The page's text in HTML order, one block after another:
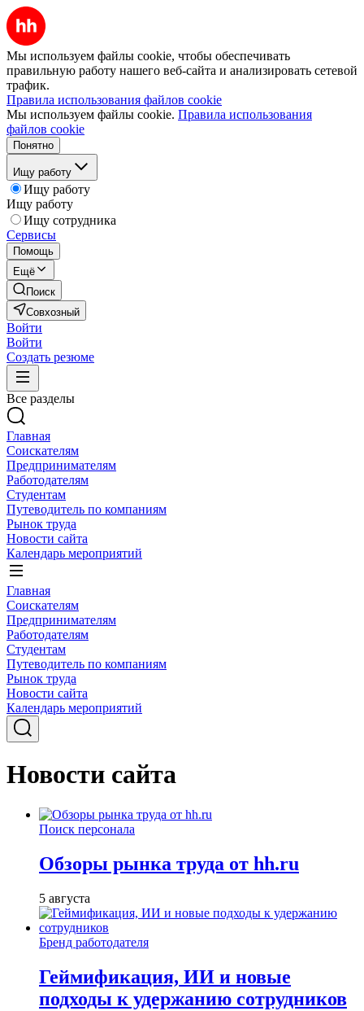
Мы используем файлы cookie, чтобы обеспечивать
правильную работу нашего веб-сайта и анализировать сетевой
трафик.
Правила использования файлов cookie
Мы используем файлы cookie. Правила использования
файлов cookie
Понятно
Ищу работу
Ищу работу
Ищу работу
Ищу сотрудника
Сервисы
Помощь
Ещё
Поиск
Совхозный
Войти
Войти
Создать резюме
Все разделы
Главная
Соискателям
Предпринимателям
Работодателям
Студентам
Путеводитель по компаниям
Рынок труда
Новости сайта
Календарь мероприятий
Главная
Соискателям
Предпринимателям
Работодателям
Студентам
Путеводитель по компаниям
Рынок труда
Новости сайта
Календарь мероприятий
Новости сайта
Поиск персонала
Обзоры рынка труда от hh.ru
5 августа
Бренд работодателя
Геймификация, ИИ и новые
подходы к удержанию сотрудников